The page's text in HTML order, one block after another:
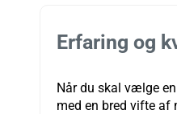
Erfaring og
Når du skal vælge en
med en bred vifte af